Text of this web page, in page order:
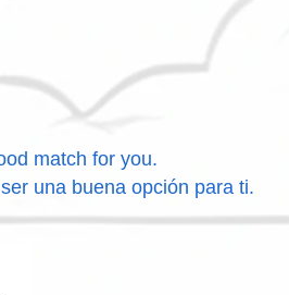
match for you.
una buena opción para ti.